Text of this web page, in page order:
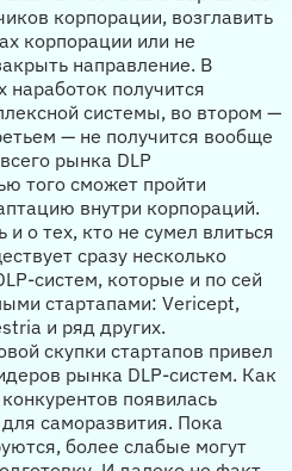
корпорации, возглавить
корпорации или не
направление. В
наработок получится
системы, во втором —
— не получится вообще
рынка DLP
того сможет пройти
внутри корпораций.
о тех, кто не сумел влиться
сразу несколько
систем, которые и по сей
стартапами: Vericept,
и ряд других.
скупки стартапов привел
рынка DLP-систем. Как
появилась
саморазвития. Пока
более слабые могут